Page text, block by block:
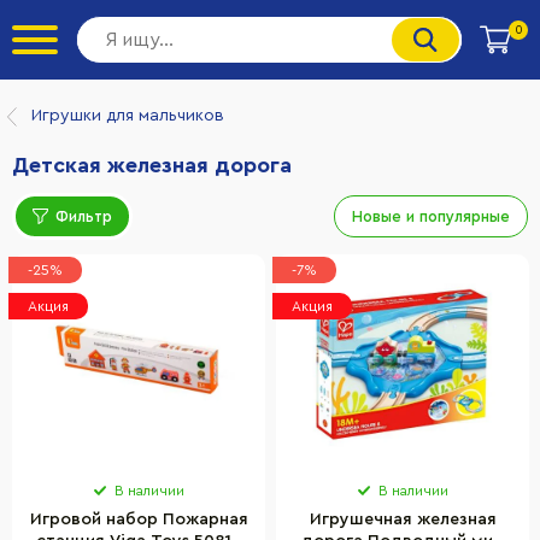
0
Игрушки для мальчиков
Детская железная дорога
Фильтр Новые и популярные
-25%
Акция
В наличии
Игровой набор Пожарная
-7%
Акция
В наличии
Игрушечная железная